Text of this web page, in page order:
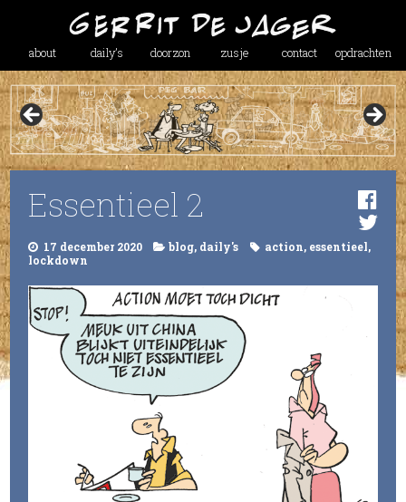
about daily’s doorzon zusje contact opdrachten
Essentieel 2
17 december 2020 blog, daily's action, essentieel,
lockdown